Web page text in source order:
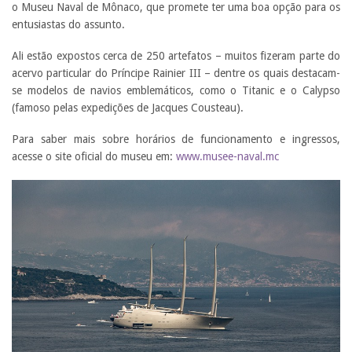
o Museu Naval de Mônaco, que promete ter uma boa opção para os
entusiastas do assunto.
Ali estão expostos cerca de 250 artefatos – muitos fizeram parte do
acervo particular do Príncipe Rainier III – dentre os quais destacam-
se modelos de navios emblemáticos, como o Titanic e o Calypso
(famoso pelas expedições de Jacques Cousteau).
Para saber mais sobre horários de funcionamento e ingressos,
acesse o site oficial do museu em: www.musee-naval.mc